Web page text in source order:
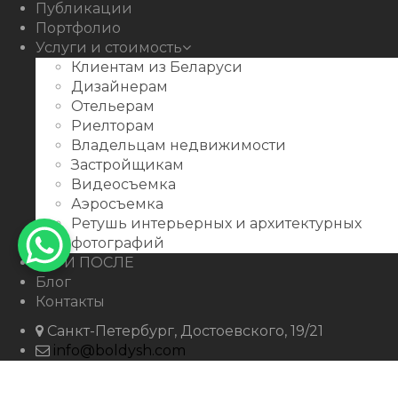
Публикации
Портфолио
Услуги и стоимость
Клиентам из Беларуси
Дизайнерам
Отельерам
Риелторам
Владельцам недвижимости
Застройщикам
Видеосъемка
Аэросъемка
Ретушь интерьерных и архитектурных
фотографий
ДО И ПОСЛЕ
Блог
Контакты
Санкт-Петербург, Достоевского, 19/21
info@boldysh.com